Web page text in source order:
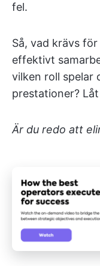
fel.
Så, vad krävs
effektivt
vilken roll spelar
prestationer?
Är du redo att